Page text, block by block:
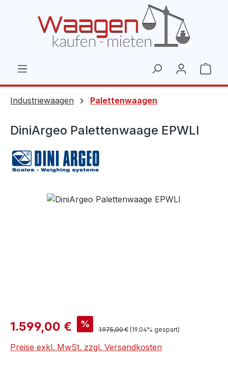
Industriewaagen Palettenwaagen
DiniArgeo Palettenwaage EPWLI
Bildergalerie überspringen
Verkaufspreis:
1.599,00 € % Regulärer Preis:
1.975,00 € (19.04% gespart)
Preise exkl. MwSt. zzgl. Versandkosten